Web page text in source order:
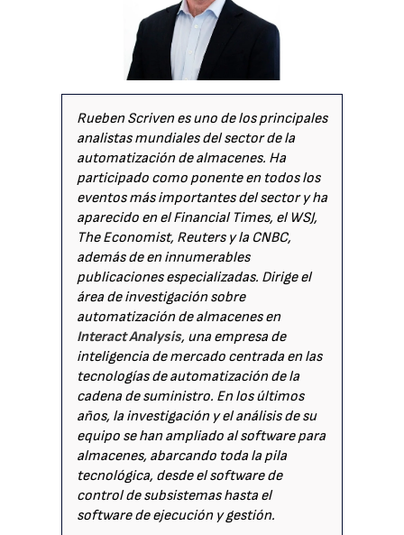
Rueben Scriven es uno de los principales
analistas mundiales del sector de la
automatización de almacenes. Ha
participado como ponente en todos los
eventos más importantes del sector y ha
aparecido en el Financial Times, el WSJ,
The Economist, Reuters y la CNBC,
además de en innumerables
publicaciones especializadas. Dirige el
área de investigación sobre
automatización de almacenes en
Interact Analysis, una empresa de
inteligencia de mercado centrada en las
tecnologías de automatización de la
cadena de suministro. En los últimos
años, la investigación y el análisis de su
equipo se han ampliado al software para
almacenes, abarcando toda la pila
tecnológica, desde el software de
control de subsistemas hasta el
software de ejecución y gestión.